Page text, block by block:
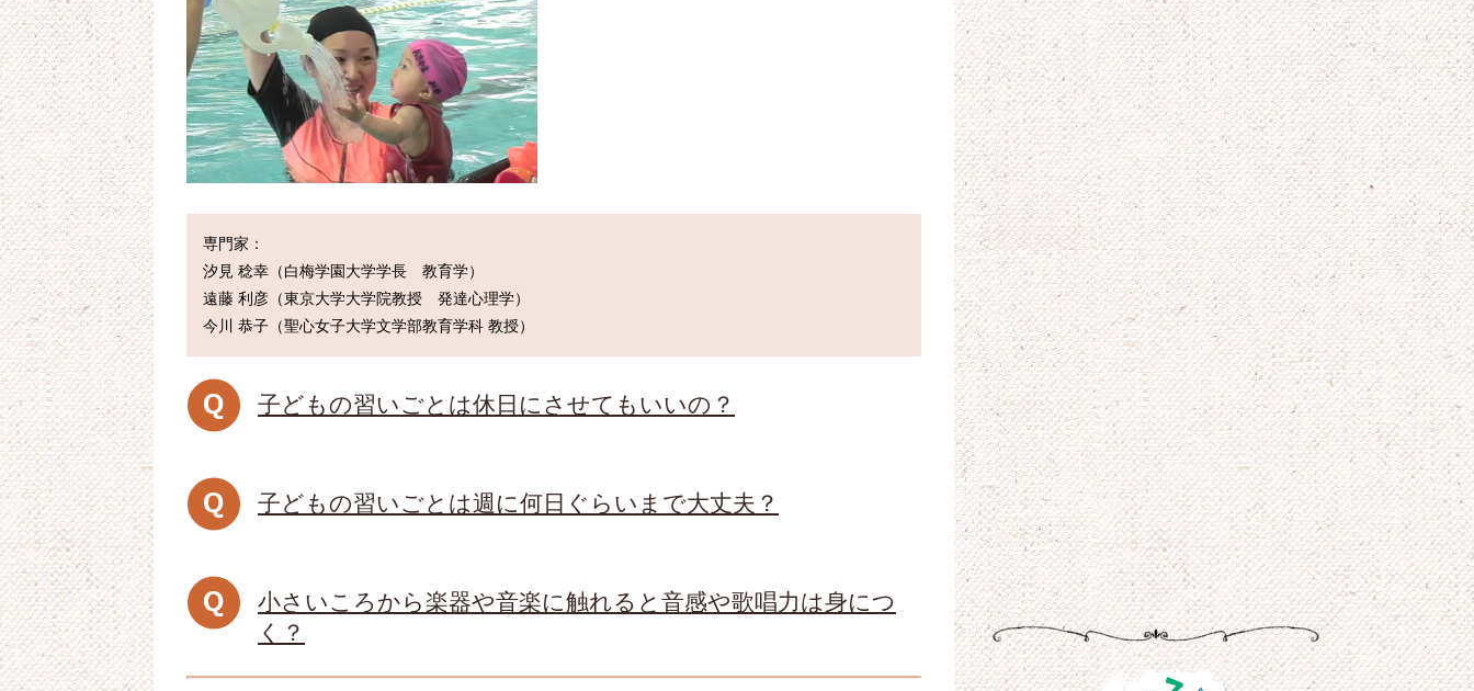
専門家：
汐見 稔幸（白梅学園大学学長　教育学）
遠藤 利彦（東京大学大学院教授　発達心理学）
子どもの習いごとは休日にさせてもいいの？
子どもの習いごとは週に何日ぐらいまで大丈夫？
小さいころから楽器や音楽に触れると音感や歌唱力は身につ
く？